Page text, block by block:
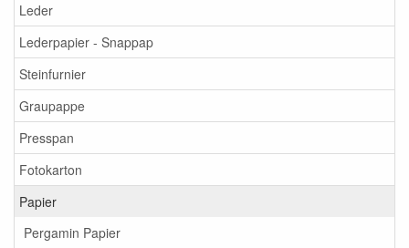
Leder
Lederpapier - Snappap
Steinfurnier
Graupappe
Presspan
Fotokarton
Papier
Pergamin Papier